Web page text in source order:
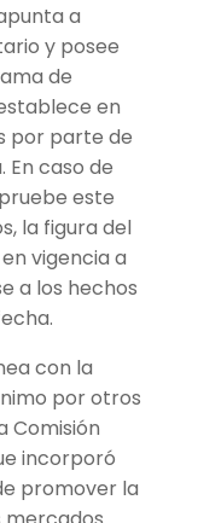
a
y posee
de
en
por parte de
En caso de
este
la figura del
vigencia a
a los hechos
con la
por otros
Comisión
incorporó
promover la